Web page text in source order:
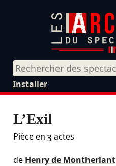
Installer
L’Exil
Pièce en 3 actes
de Henry de Montherlant